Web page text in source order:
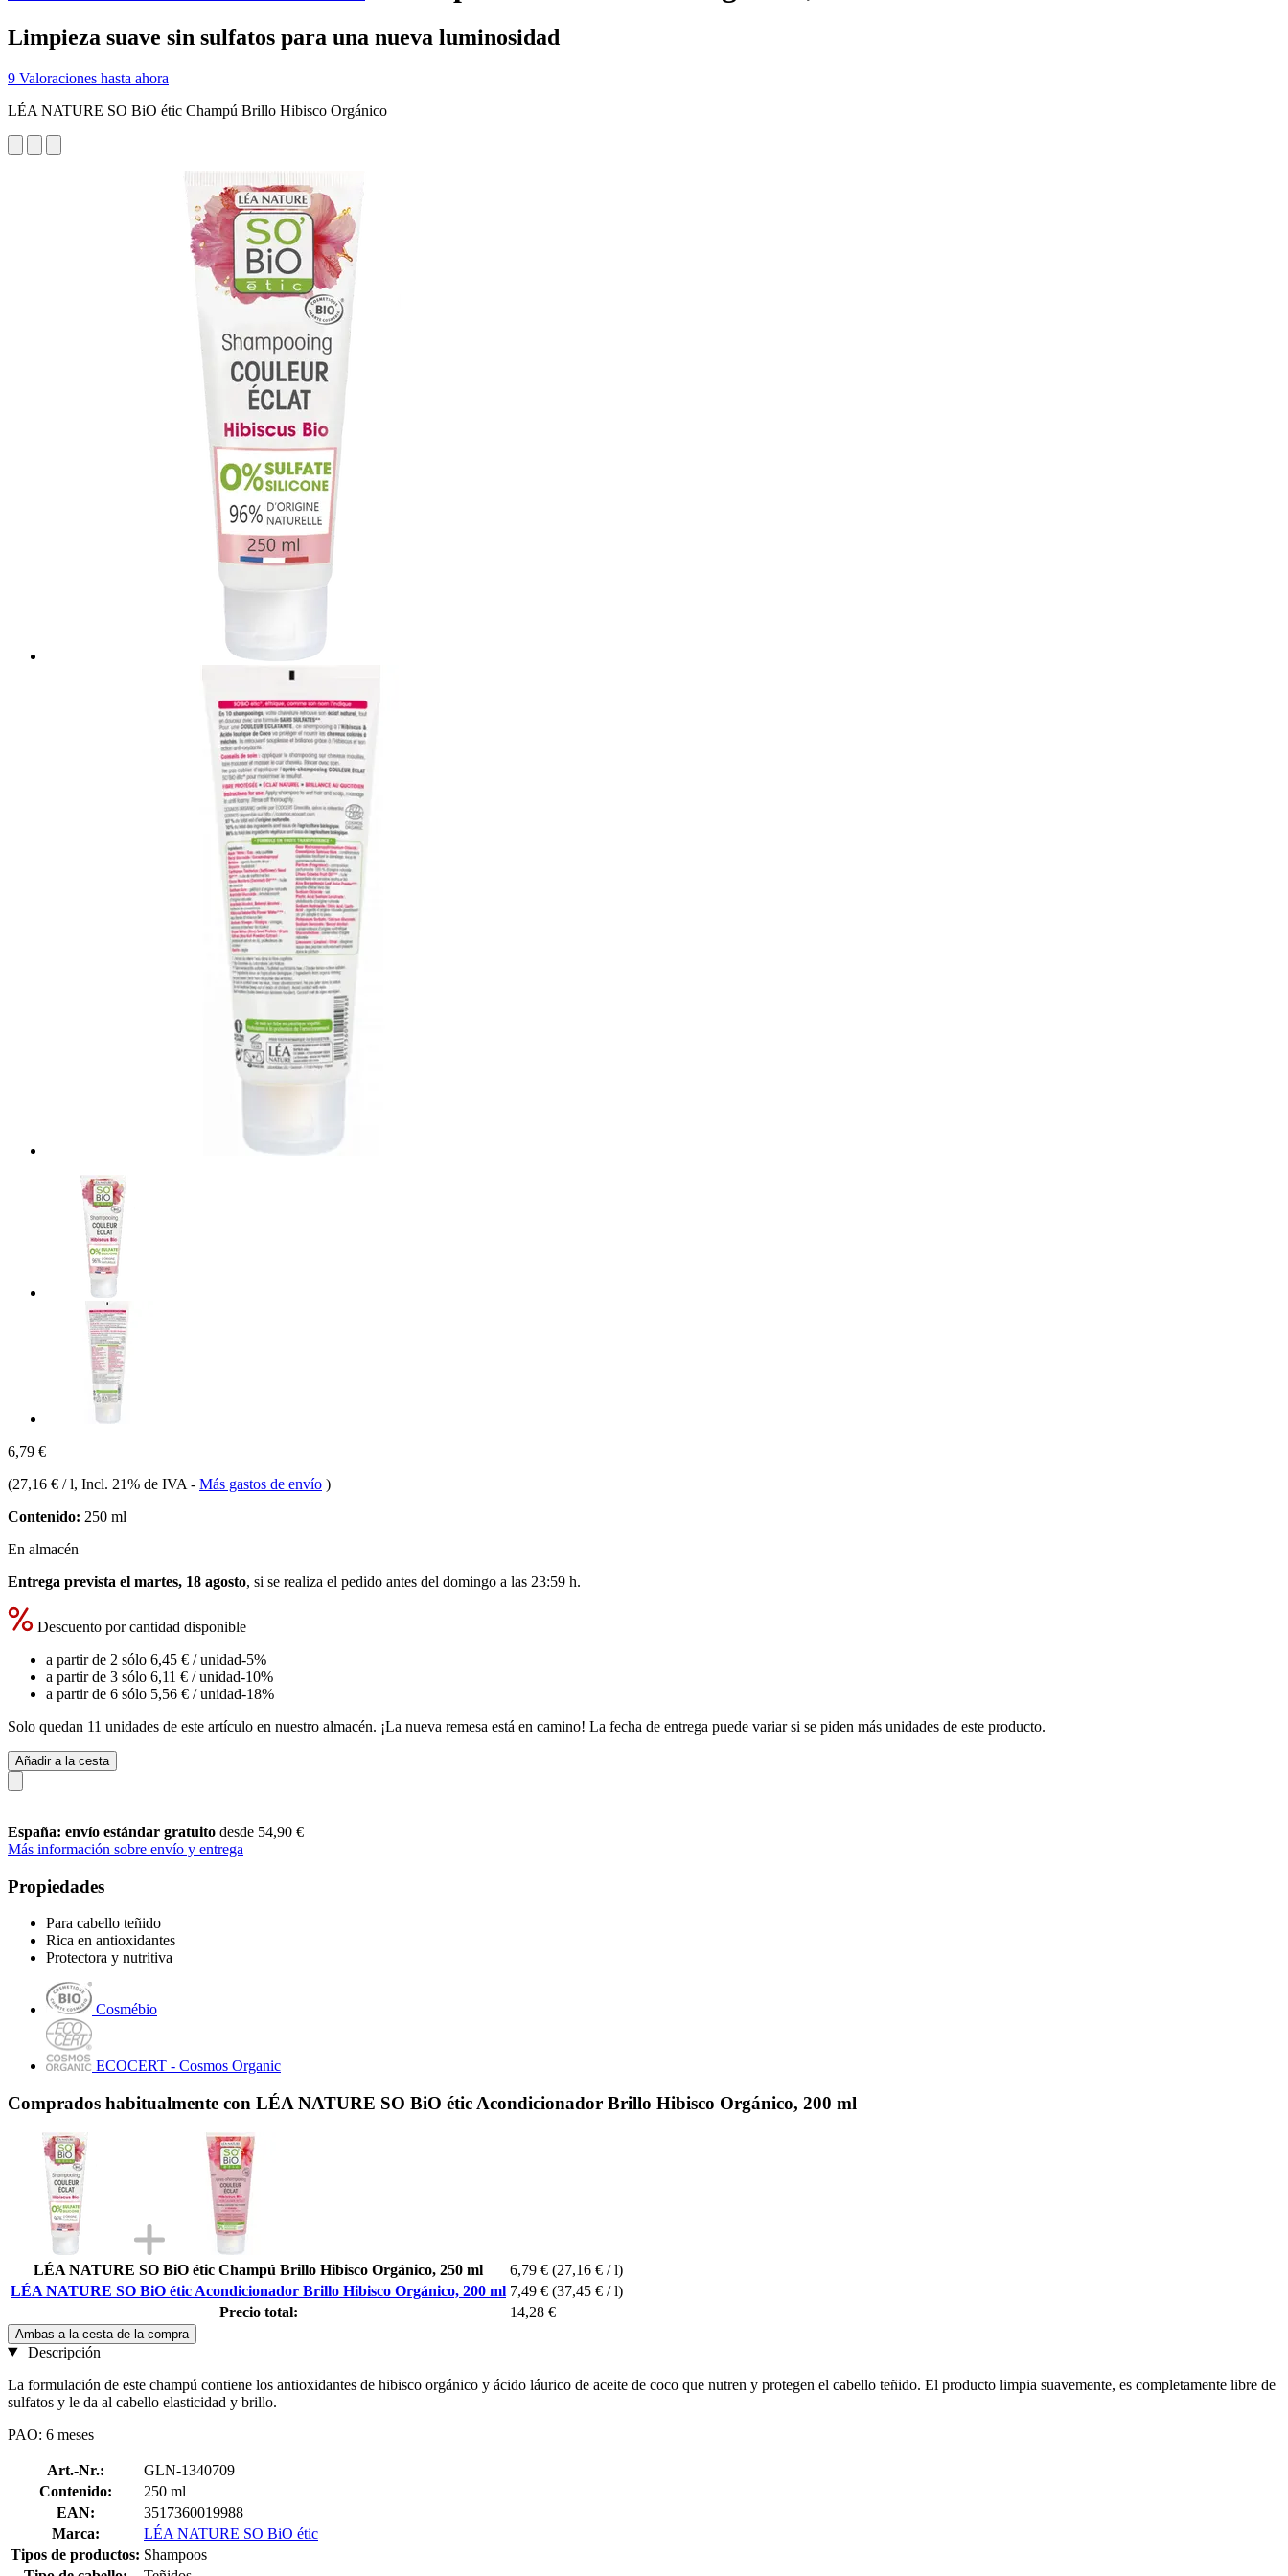
Limpieza suave sin sulfatos para una nueva luminosidad
9 Valoraciones hasta ahora
LÉA NATURE SO BiO étic Champú Brillo Hibisco Orgánico
6,79 €
(27,16 € / l, Incl. 21% de IVA - Más gastos de envío )
Contenido: 250 ml
En almacén
Entrega prevista el martes, 18 agosto, si se realiza el pedido antes del domingo a las 23:59 h.
Descuento por cantidad disponible
a partir de 2 sólo 6,45 € / unidad-5%
a partir de 3 sólo 6,11 € / unidad-10%
a partir de 6 sólo 5,56 € / unidad-18%
Solo quedan 11 unidades de este artículo en nuestro almacén. ¡La nueva remesa está en camino! La fecha de entrega puede variar si se piden más unidades de este producto.
Añadir a la cesta
España: envío estándar gratuito desde 54,90 €
Más información sobre envío y entrega
Propiedades
Para cabello teñido
Rica en antioxidantes
Protectora y nutritiva
Cosmébio
ECOCERT - Cosmos Organic
Comprados habitualmente con LÉA NATURE SO BiO étic Acondicionador Brillo Hibisco Orgánico, 200 ml
LÉA NATURE SO BiO étic Champú Brillo Hibisco Orgánico, 250 ml 6,79 € (27,16 € / l)
LÉA NATURE SO BiO étic Acondicionador Brillo Hibisco Orgánico, 200 ml 7,49 € (37,45 € / l)
Precio total:
14,28 €
Ambas a la cesta de la compra
Descripción
La formulación de este champú contiene los antioxidantes de hibisco orgánico y ácido láurico de aceite de coco que nutren y protegen el cabello teñido. El producto limpia suavemente, es completamente libre de
sulfatos y le da al cabello elasticidad y brillo.
PAO: 6 meses
Art.-Nr.:
GLN-1340709
Contenido:
250 ml
EAN:
3517360019988
Marca:
LÉA NATURE SO BiO étic
Tipos de productos: Shampoos